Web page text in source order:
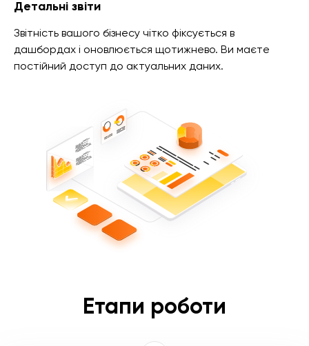
Детальні звіти
Звітність вашого бізнесу чітко фіксується в
дашбордах і оновлюється щотижнево. Ви маєте
постійний доступ до актуальних даних.
Етапи роботи